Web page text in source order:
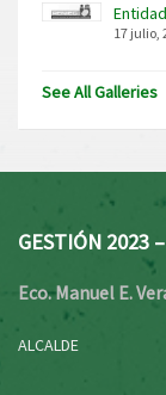
17 julio,
See All Galleries
GESTIÓN 2023
Eco. Manuel E.
ALCALDE